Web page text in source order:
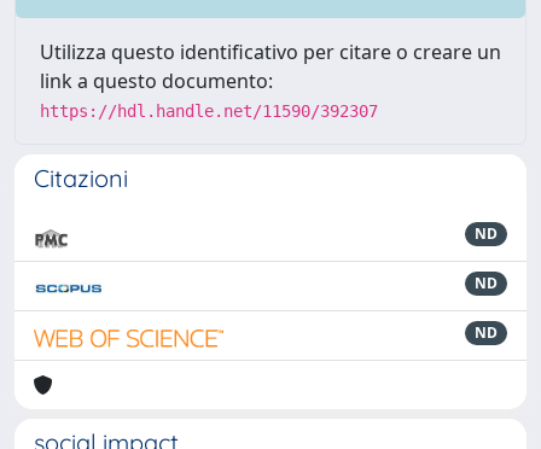
Utilizza questo identificativo per citare o creare un
link a questo documento:
https://hdl.handle.net/11590/392307
Citazioni
ND
ND
ND
social impact